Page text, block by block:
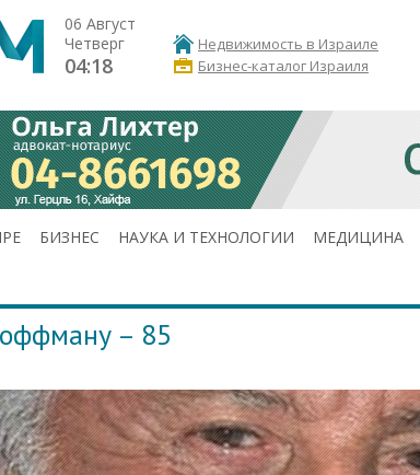
06 Август
Четверг
04:18
Недвижимость в Израиле
Бизнес-каталог Израиля
БИЗНЕС НАУКА И ТЕХНОЛОГИИ МЕДИЦИНА
– 85